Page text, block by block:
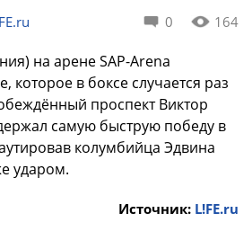
0 164
на арене SAP-Arena
которое в боксе случается раз
проспект Виктор
самую быструю победу в
колумбийца Эдвина
ударом.
Источник: L!FE.ru